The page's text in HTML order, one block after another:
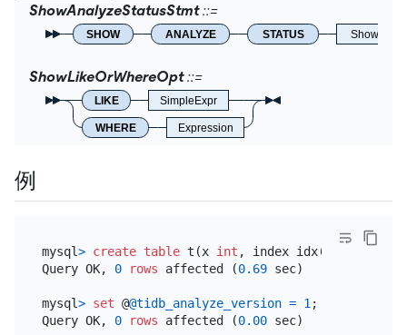
ShowAnalyzeStatusStmt
SHOW ANALYZE STATUS
ShowLikeOrWhereOpt
LIKE SimpleExpr
WHERE Expression
例
mysql> create table t(x int , index idx(x))
Query OK, 0 rows affected (0.69 sec)
mysql> set @@tidb_analyze_version = 1 ;
Query OK, 0 rows affected (0.00 sec)